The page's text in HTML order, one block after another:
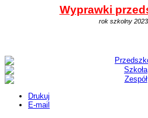
Wyprawki
rok szkolny
Drukuj
E-mail